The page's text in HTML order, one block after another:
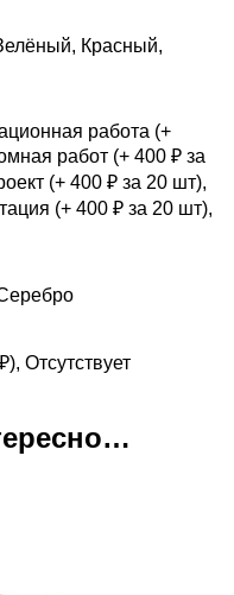
Красный,
работа (+
работ (+ 400 ₽ за
(+ 400 ₽ за 20 шт),
(+ 400 ₽ за 20 шт),
Отсутствует